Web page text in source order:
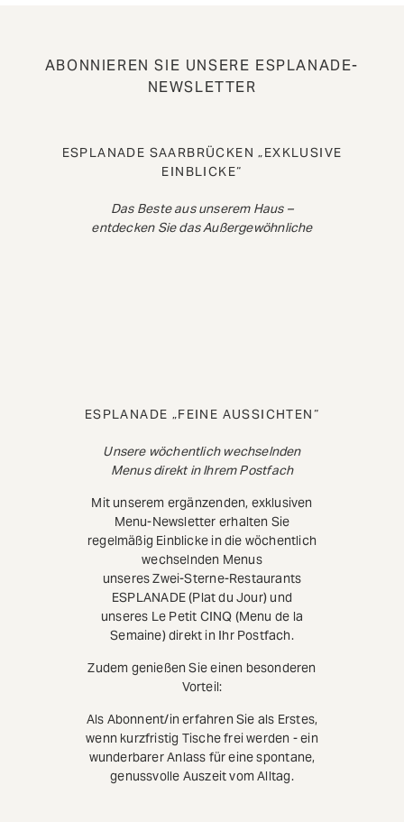
ABONNIEREN SIE UNSERE ESPLANADE-
NEWSLETTER
ESPLANADE SAARBRÜCKEN „EXKLUSIVE
EINBLICKE“
Das Beste aus unserem Haus –
entdecken Sie das Außergewöhnliche
ESPLANADE „FEINE AUSSICHTEN“
Unsere wöchentlich wechselnden
Menus direkt in Ihrem Postfach
Mit unserem ergänzenden, exklusiven
Menu-Newsletter erhalten Sie
regelmäßig Einblicke in die wöchentlich
wechselnden Menus
unseres Zwei-Sterne-Restaurants
ESPLANADE (Plat du Jour) und
unseres Le Petit CINQ (Menu de la
Semaine) direkt in Ihr Postfach.
Zudem genießen Sie einen besonderen
Vorteil:
Als Abonnent/in erfahren Sie als Erstes,
wenn kurzfristig Tische frei werden - ein
wunderbarer Anlass für eine spontane,
genussvolle Auszeit vom Alltag.